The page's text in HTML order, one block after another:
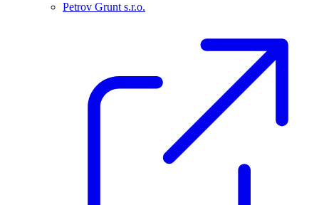
Petrov Grunt s.r.o.